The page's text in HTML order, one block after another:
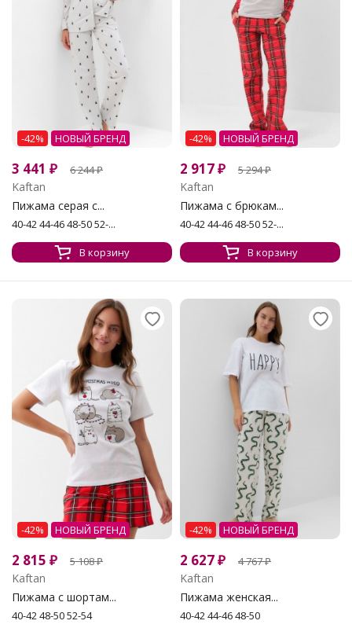
-42% НОВЫЙ БРЕНД
3 441 ₽ 6 244₽
Kaftan
Пижама серая с...
40-42 44-46 48-50 52-...
В корзину
-42% НОВЫЙ БРЕНД
2 917₽ 5 294₽
Kaftan
Пижама с брюкам...
40-42 44-46 48-50 52-...
В корзину
-42% НОВЫЙ БРЕНД
2 815 ₽ 5 108₽
Kaftan
Пижама с шортам...
40-42 48-50 52-54
-42% НОВЫЙ БРЕНД
2 627₽ 4 767₽
Kaftan
Пижама женская...
40-42 44-46 48-50